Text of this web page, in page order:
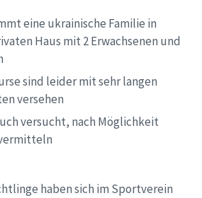
eine ukrainische Familie in
Haus mit 2 Erwachsenen und
sind leider mit sehr langen
versehen
versucht, nach Möglichkeit
haben sich im Sportverein